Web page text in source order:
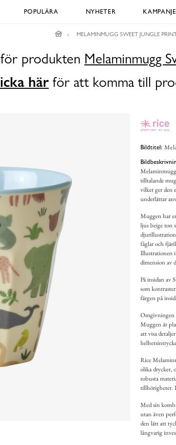
POPULÄRA NYHETER
MELAMINMUGG SWEET JUNGLE
produkten Melaminmugg
här för att komma till
Bildtitel:
tilltalande
vilket ger den
underlättar
Muggen har
ljus beige ton
fåglar och
Illustrationen
dimension av
På insidan av
som
färgen på
Omgivningen
Muggen är
att visa
Rice
olika drycker,
robusta
tillhörigheter.
Med sin
utan även
den lätt att
långvarig